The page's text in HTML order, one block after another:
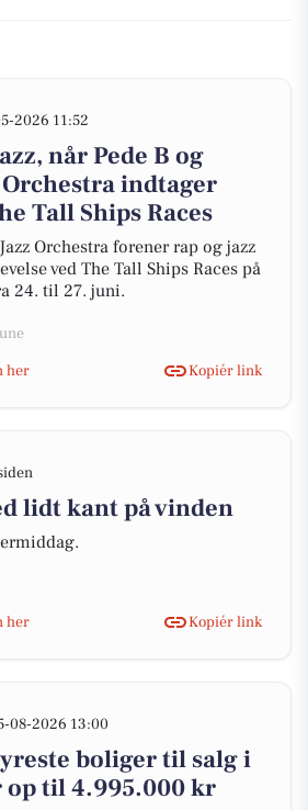
2026 11:52
når Pede B og
indtager
Tall Ships Races
Orchestra forener rap og jazz
ved The Tall Ships Races på
24. til 27. juni.
her
Kopiér link
lidt kant på vinden
her
Kopiér link
08-2026 13:00
boliger til salg i
op til 4.995.000 kr